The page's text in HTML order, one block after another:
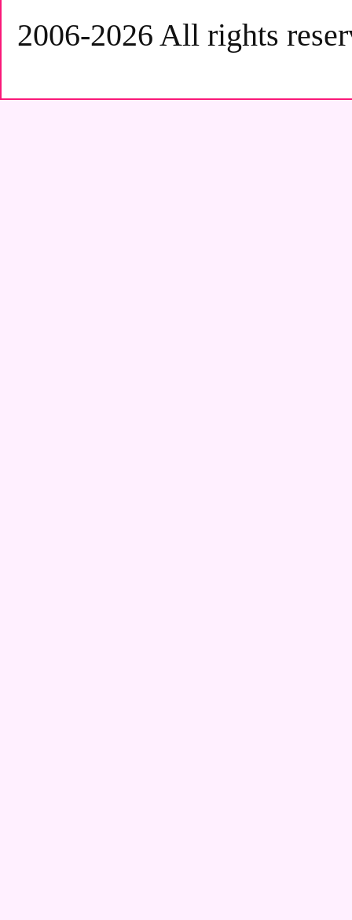
2006-2026 All rights